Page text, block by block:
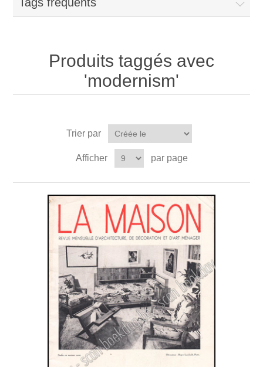
Produits taggés avec
'modernism'
Trier par
Afficher par page